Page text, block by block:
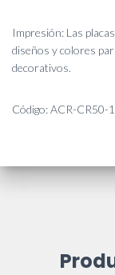
Impresión: Las
diseños y colores
decorativos.
Código: ACR-CR50-